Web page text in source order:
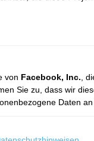
von Facebook, Inc. ,
Sie zu, dass wir
Daten